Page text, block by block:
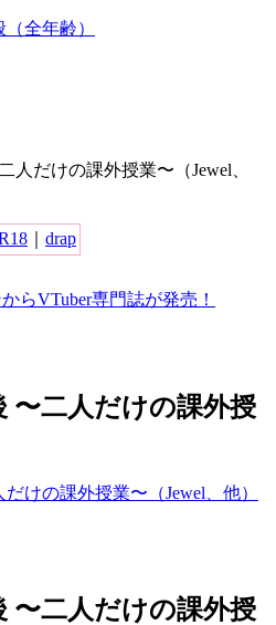
人だけの課外授業〜（Jewel、
drap
らVTuber専門誌が発売！
〜二人だけの課外授
〜二人だけの課外授